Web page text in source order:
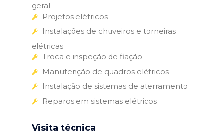
geral
Projetos elétricos
Instalações de chuveiros e torneiras
elétricas
Troca e inspeção de fiação
Manutenção de quadros elétricos
Instalação de sistemas de aterramento
Reparos em sistemas elétricos
Visita técnica